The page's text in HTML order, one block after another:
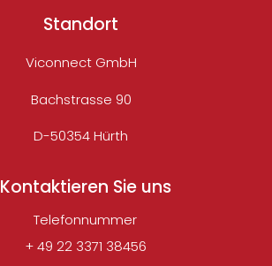
Standort
Viconnect GmbH
Bachstrasse 90
D-50354 Hürth
Kontaktieren Sie uns
Telefonnummer
+ 49 22 3371 38456